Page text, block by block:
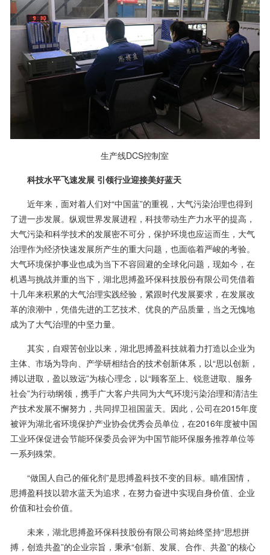
生产线DCS控制室
科技水平飞速发展 引领行业迎接美好蓝天
近年来，面对着人们对“中国蓝”的重视，大气污染治理也得到
了进一步发展。纵观世界发展进程，科技带动生产力水平的提高，
大气污染和科学技术的发展密不可分，保护环境也应运而生，大气
治理作为经济快速发展所产生的重大问题，也面临着严峻的考验。
大气环境保护事业也成为当下不容回避的全球化问题，现如今，在
机遇与挑战并重的当下，湖北思搏盈环保科技股份有限公司凭借着
十几年来积累的大气治理实践经验，紧跟时代发展要求，在发展改
革的浪潮中，凭借先进的工艺技术、优良的产品质量，当之无愧地
成为了大气治理的中坚力量。
其实，自艰苦创业以来，湖北思搏盈科技就着力打造以企业为
主体、市场为导向、产学研相结合的技术创新体系，以“思以创新，
搏以进取，盈以致远”为核心理念，以“顾客至上、锐意进取、服务
社会”为行动纲领，携手广大客户共同为大气环境污染治理和清洁生
产技术发展不懈努力，共同捍卫祖国蓝天。因此，公司在2015年度
被评为湖北省环境保护产业协会优秀会员单位，在2016年度被中国
工业环保促进会节能环保委员会评为中国节能环保服务推荐单位等
一系列殊荣。
“做国人自己的催化剂”是思搏盈科技不变的目标。瞄准国情，
思搏盈科技以碧水蓝天为追求，在努力奋进中实现自身价值、企业
价值和社会价值。
未来，湖北思搏盈环保科技股份有限公司将始终坚持“思想拼
搏，创造共盈”的企业宗旨，秉承“创新、发展、合作、共盈”的核心